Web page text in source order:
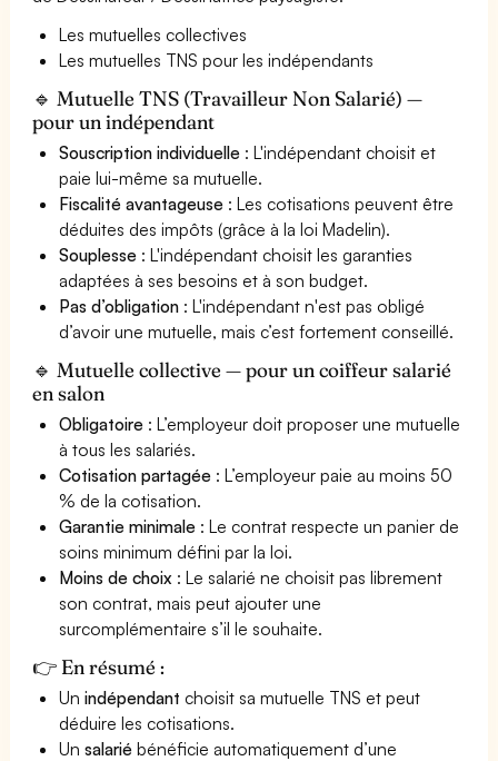
Les mutuelles collectives
Les mutuelles TNS pour les indépendants
🔹 Mutuelle TNS (Travailleur Non Salarié) —
pour un indépendant
Souscription individuelle : L'indépendant choisit et
paie lui-même sa mutuelle.
Fiscalité avantageuse : Les cotisations peuvent être
déduites des impôts (grâce à la loi Madelin).
Souplesse : L'indépendant choisit les garanties
adaptées à ses besoins et à son budget.
Pas d’obligation : L'indépendant n'est pas obligé
d’avoir une mutuelle, mais c’est fortement conseillé.
🔹 Mutuelle collective — pour un coiffeur salarié
en salon
Obligatoire : L’employeur doit proposer une mutuelle
à tous les salariés.
Cotisation partagée : L’employeur paie au moins 50
% de la cotisation.
Garantie minimale : Le contrat respecte un panier de
soins minimum défini par la loi.
Moins de choix : Le salarié ne choisit pas librement
son contrat, mais peut ajouter une
surcomplémentaire s’il le souhaite.
👉 En résumé :
Unindépendant choisit sa mutuelle TNS et peut
déduire les cotisations.
Unsalarié bénéficie automatiquement d’une